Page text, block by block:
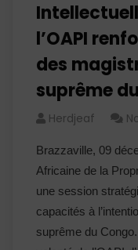
l’OAPI
des
suprême
Herdjeaf
Brazzaville, 09
Africaine de la
une session
capacités à
suprême du